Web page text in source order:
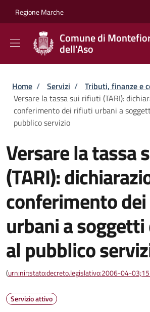
Regione Marche
Comune di
dell'Aso
Briciole di pane
Home / Servizi / Tributi, finanze e
Versare la tassa sui rifiuti (TARI):
conferimento dei rifiuti urbani a
pubblico servizio
Versare la tassa
(TARI):
conferimento
urbani a
al pubblico
(urn:nir:stato:decreto.legislativo:2006-04-
Servizio attivo